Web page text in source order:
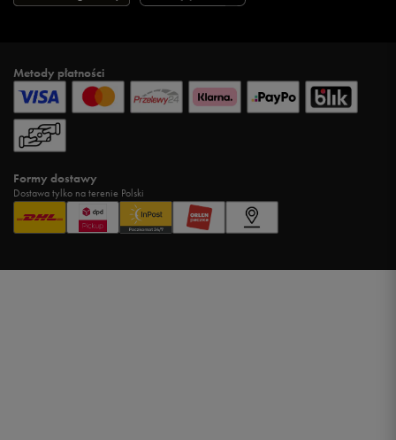
Metody płatności
Formy dostawy
Dostawa tylko na terenie Polski